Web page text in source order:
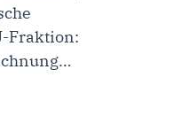
Fraktion: